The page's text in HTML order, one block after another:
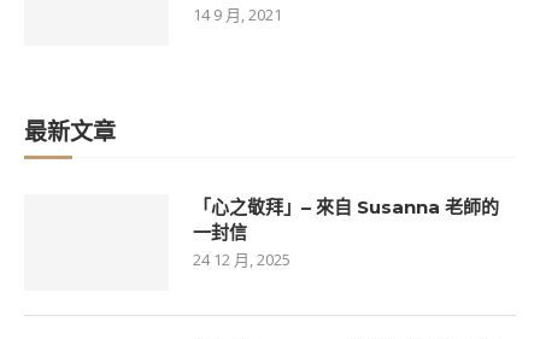
14 9 月, 2021
最新文章
「心之敬拜」– 來自 Susanna 老師的
一封信
24 12 月, 2025